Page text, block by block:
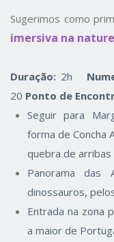
Sugerimos como
imersiva na
Duração: 2h
20 Ponto de
Seguir para
forma de Concha
quebra de arribas
Panorama das
dinossauros,
Entrada na zona
a maior de